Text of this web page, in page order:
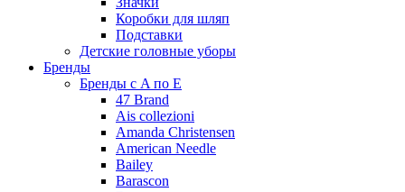
Коробки для шляп
Подставки
Детские головные уборы
Бренды
Бренды с A по E
47 Brand
Ais collezioni
Amanda Christensen
American Needle
Bailey
Barascon